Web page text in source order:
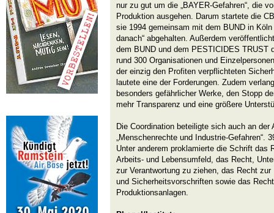
nur zu gut um die „BAYER-Gefahren“, die
Produktion ausgehen. Darum startete die
sie 1994 gemeinsam mit dem BUND in
danach“ abgehalten. Außerdem
dem BUND und dem PESTICIDES TRUST
rund 300 Organisationen und
der einzig den Profiten verpflichteten
lautete eine der Forderungen. Zudem
besonders gefährlicher Werke, den Stopp
mehr Transparenz und eine größere
Die Coordination beteiligte sich auch an der
„Menschenrechte und Industrie-Gefahren“.
Unter anderem proklamierte die Schrift das
Arbeits- und Lebensumfeld, das Recht,
zur Verantwortung zu ziehen, das Recht
und Sicherheitsvorschriften sowie das
Produktionsanlagen.